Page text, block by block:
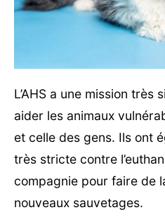
L’AHS a une mission très
aider les animaux
et celle des gens. Ils ont
très stricte contre
compagnie pour faire de
nouveaux sauvetages.